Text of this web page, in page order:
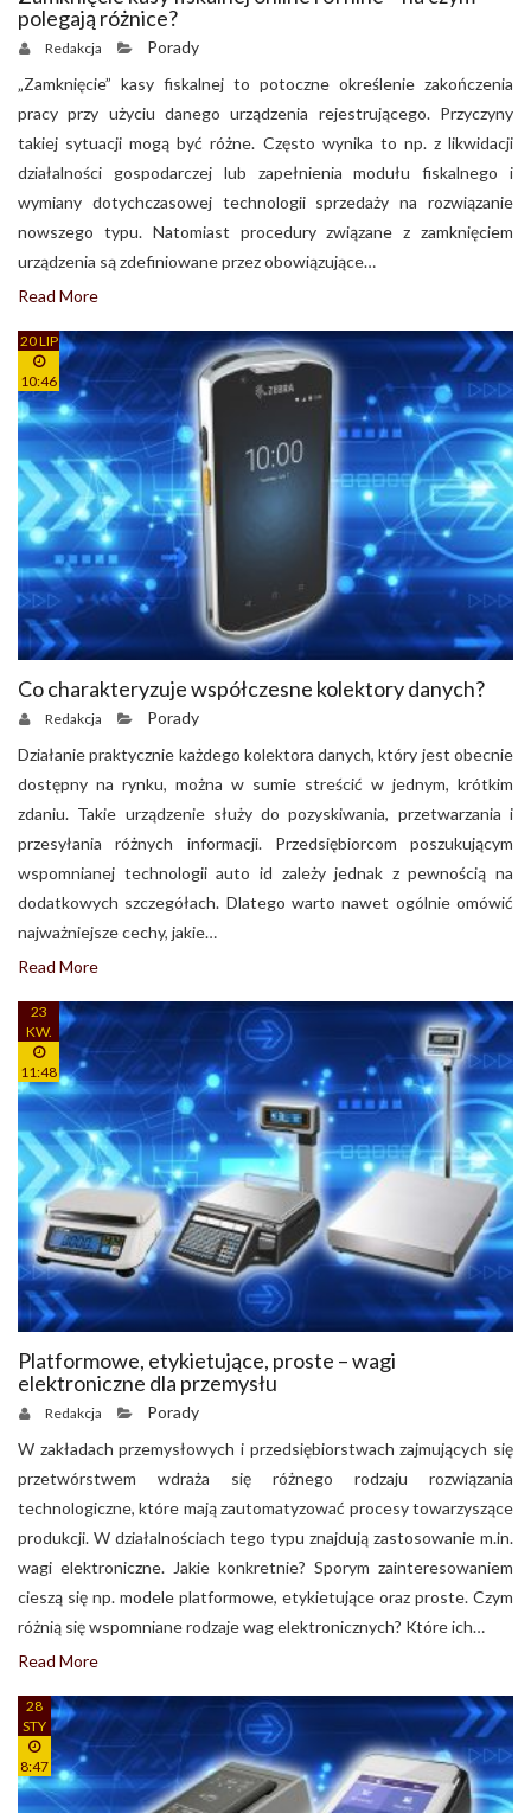
polegają różnice?
Redakcja
Porady
„Zamknięcie” kasy fiskalnej to potoczne określenie zakończenia
pracy przy użyciu danego urządzenia rejestrującego. Przyczyny
takiej sytuacji mogą być różne. Często wynika to np. z likwidacji
działalności gospodarczej lub zapełnienia modułu fiskalnego i
wymiany dotychczasowej technologii sprzedaży na rozwiązanie
nowszego typu. Natomiast procedury związane z zamknięciem
urządzenia są zdefiniowane przez obowiązujące…
Read More
20 LIP
10:46
Co charakteryzuje współczesne kolektory danych?
Redakcja
Porady
Działanie praktycznie każdego kolektora danych, który jest obecnie
dostępny na rynku, można w sumie streścić w jednym, krótkim
zdaniu. Takie urządzenie służy do pozyskiwania, przetwarzania i
przesyłania różnych informacji. Przedsiębiorcom poszukującym
wspomnianej technologii auto id zależy jednak z pewnością na
dodatkowych szczegółach. Dlatego warto nawet ogólnie omówić
najważniejsze cechy, jakie…
Read More
23
KW.
11:48
Platformowe, etykietujące, proste – wagi
elektroniczne dla przemysłu
Redakcja
Porady
W zakładach przemysłowych i przedsiębiorstwach zajmujących się
przetwórstwem wdraża się różnego rodzaju rozwiązania
technologiczne, które mają zautomatyzować procesy towarzyszące
produkcji. W działalnościach tego typu znajdują zastosowanie m.in.
wagi elektroniczne. Jakie konkretnie? Sporym zainteresowaniem
cieszą się np. modele platformowe, etykietujące oraz proste. Czym
różnią się wspomniane rodzaje wag elektronicznych? Które ich…
Read More
28
STY
8:47